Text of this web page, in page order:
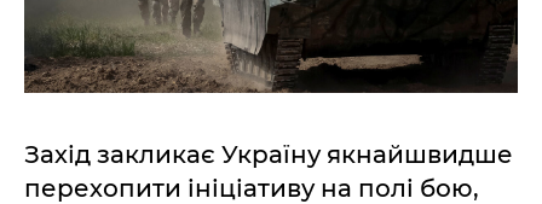
Захід закликає Україну якнайшвидше
перехопити ініціативу на полі бою,